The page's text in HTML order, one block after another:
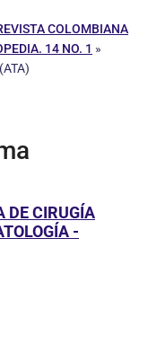
COLOMBIANA
14 NO. 1 »
DE CIRUGÍA
-